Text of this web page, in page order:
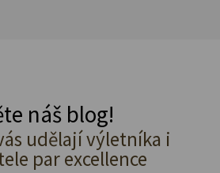
náš blog!
udělají výletníka i
par excellence